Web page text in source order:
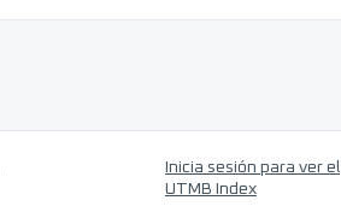
Inicia sesión para ver el
UTMB Index